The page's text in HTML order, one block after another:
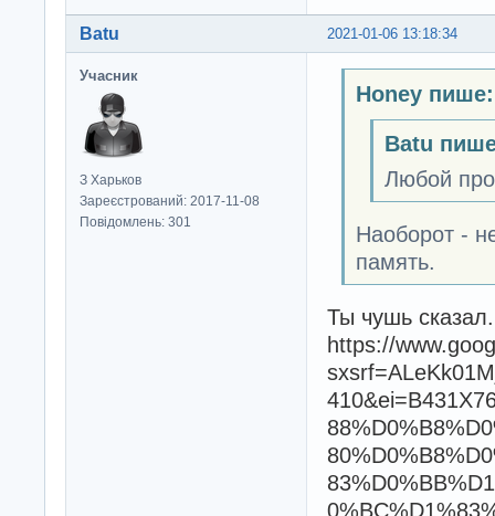
2021-01-06 13:18:34
Batu
Учасник
З Харьков
Зареєстрований: 2017-11-08
Повідомлень: 301
Honey пише:
Batu
Любой
Наоборот -
память.
Ты чушь
https://